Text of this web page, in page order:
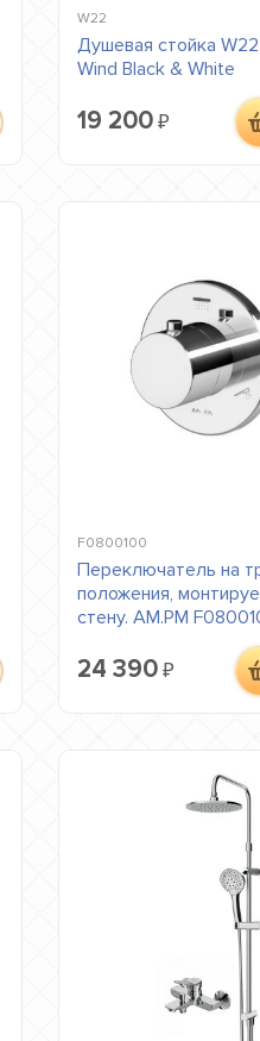
W22
Душевая стойка
Wind Black & White
19 200 ₽
F0800100
Переключатель на
положения,
стену. AM.PM
24 390 ₽